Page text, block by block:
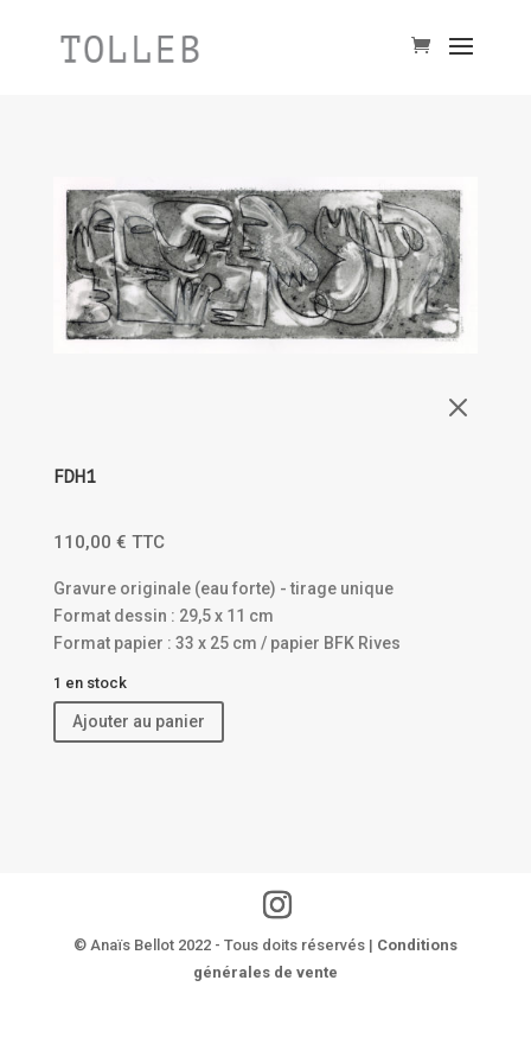
M
FDH1
110,00 € TTC
Gravure originale (eau forte) - tirage unique
Format dessin : 29,5 x 11 cm
Format papier : 33 x 25 cm / papier BFK Rives
1 en stock
Ajouter au panier
© Anaïs Bellot 2022 - Tous doits réservés | Conditions
générales de vente